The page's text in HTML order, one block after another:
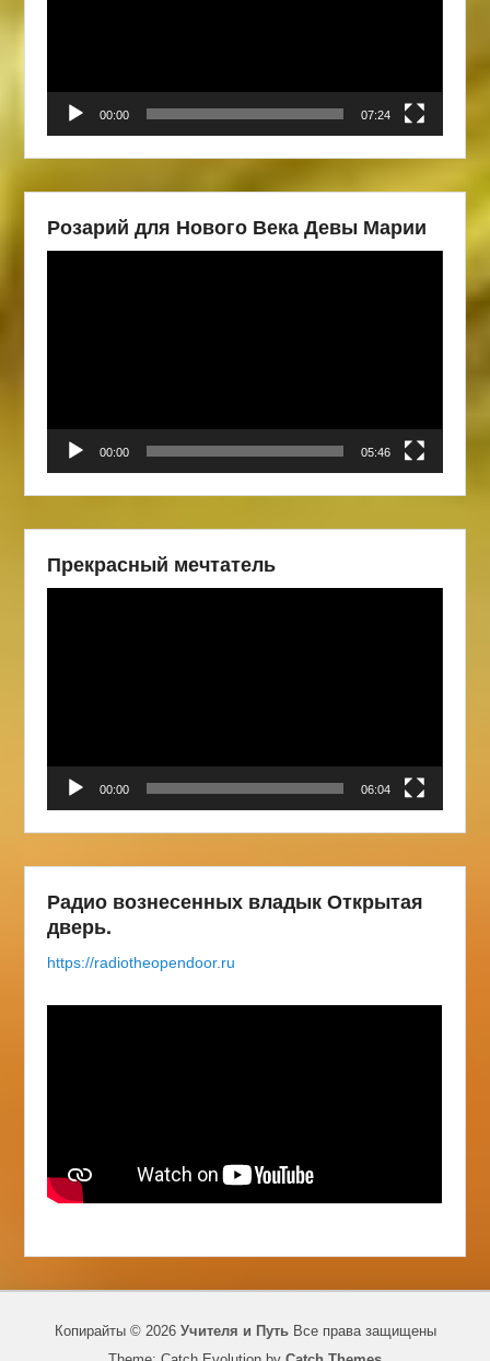
00:00 07:24
Розарий для Нового Века Девы Марии
00:00 05:46
Прекрасный мечтатель
00:00 06:04
Радио вознесенных владык Открытая
дверь.
https://radiotheopendoor.ru
Копирайты © 2026 Учителя и ПутьВсе права защищены